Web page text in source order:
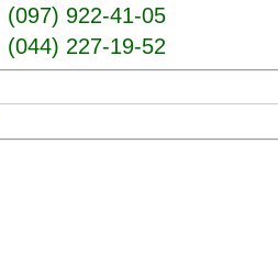
(097) 922-41-05
(044) 227-19-52